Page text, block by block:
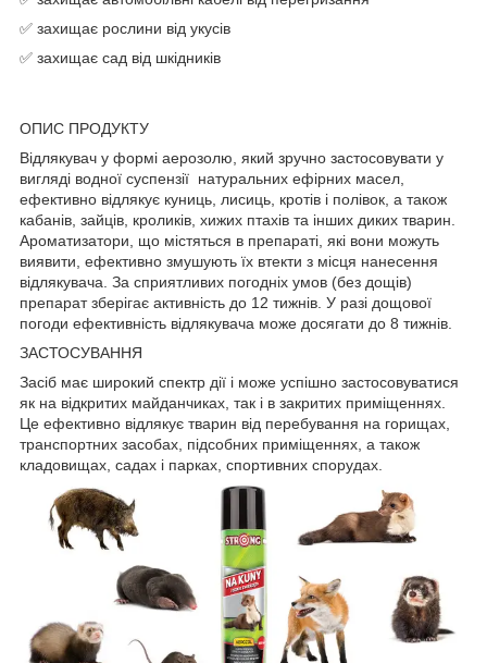
✅ захищає рослини від укусів
✅ захищає сад від шкідників
ОПИС ПРОДУКТУ
Відлякувач у формі аерозолю, який зручно застосовувати у
вигляді водної суспензії натуральних ефірних масел,
ефективно відлякує куниць, лисиць, кротів і полівок, а також
кабанів, зайців, кроликів, хижих птахів та інших диких тварин.
Ароматизатори, що містяться в препараті, які вони можуть
виявити, ефективно змушують їх втекти з місця нанесення
відлякувача. За сприятливих погодніх умов (без дощів)
препарат зберігає активність до 12 тижнів. У разі дощової
погоди ефективність відлякувача може досягати до 8 тижнів.
ЗАСТОСУВАННЯ
Засіб має широкий спектр дії і може успішно застосовуватися
як на відкритих майданчиках, так і в закритих приміщеннях.
Це ефективно відлякує тварин від перебування на горищах,
транспортних засобах, підсобних приміщеннях, а також
кладовищах, садах і парках, спортивних спорудах.